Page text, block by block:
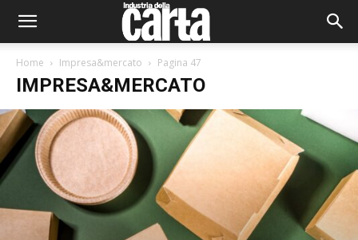
Home Impresa&mercato Pagina 47
IMPRESA&MERCATO